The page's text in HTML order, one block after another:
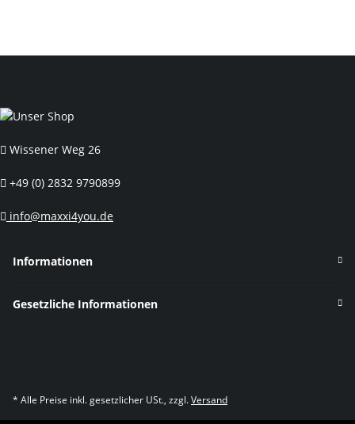
Wissener Weg 26
+49 (0) 2832 9790899
info@maxxi4you.de
Informationen
Gesetzliche Informationen
* Alle Preise inkl. gesetzlicher USt., zzgl.Versand